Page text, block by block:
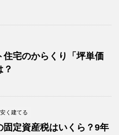
住宅のからくり「坪単価
？
く建てる
固定資産税はいくら？9年